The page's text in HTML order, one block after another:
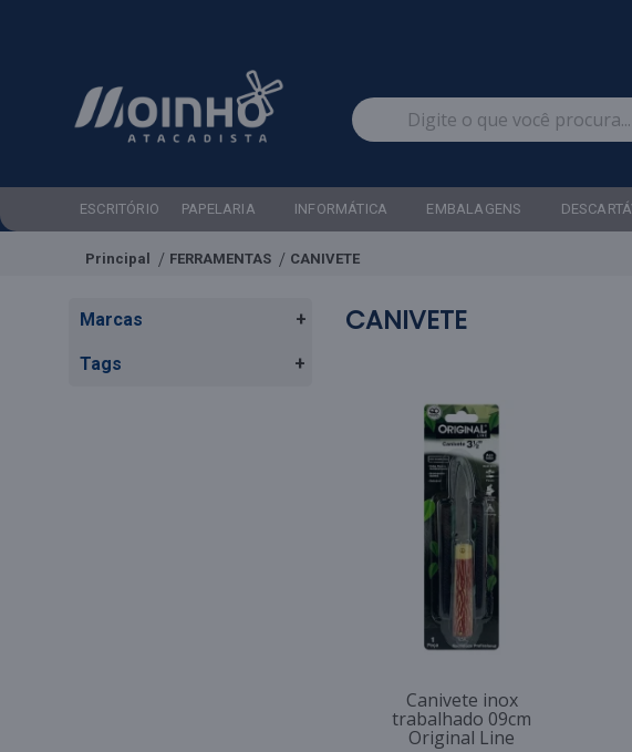
ESCRITÓRIO PAPELARIA INFORMÁTICA EMBALAGENS
Principal FERRAMENTAS CANIVETE
Marcas +
Tags +
CANIVETE
Canivete inox
trabalhado 09cm
Original Line